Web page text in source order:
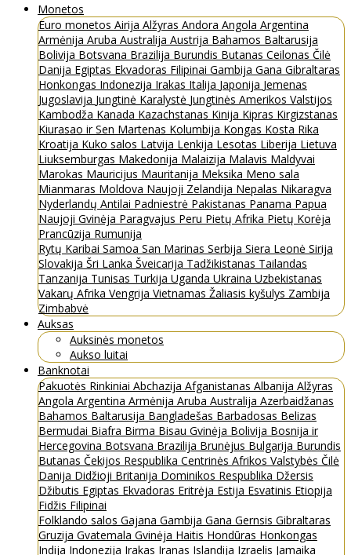
Monetos
Euro monetos Airija Alžyras Andora Angola Argentina
Armėnija Aruba Australija Austrija Bahamos Baltarusija
Bolivija Botsvana Brazilija Burundis Butanas Ceilonas Čilė
Danija Egiptas Ekvadoras Filipinai Gambija Gana Gibraltaras
Honkongas Indonezija Irakas Italija Japonija Jemenas
Jugoslavija Jungtinė Karalystė Jungtinės Amerikos Valstijos
Kambodža Kanada Kazachstanas Kinija Kipras Kirgizstanas
Kiurasao ir Sen Martenas Kolumbija Kongas Kosta Rika
Kroatija Kuko salos Latvija Lenkija Lesotas Liberija Lietuva
Liuksemburgas Makedonija Malaizija Malavis Maldyvai
Marokas Mauricijus Mauritanija Meksika Meno sala
Mianmaras Moldova Naujoji Zelandija Nepalas Nikaragva
Nyderlandų Antilai Padniestrė Pakistanas Panama Papua
Naujoji Gvinėja Paragvajus Peru Pietų Afrika Pietų Korėja
Prancūzija Rumunija
Rytų Karibai Samoa San Marinas Serbija Siera Leonė Sirija
Slovakija Šri Lanka Šveicarija Tadžikistanas Tailandas
Tanzanija Tunisas Turkija Uganda Ukraina Uzbekistanas
Vakarų Afrika Vengrija Vietnamas Žaliasis kyšulys Zambija
Zimbabvė
Auksas
Auksinės monetos
Aukso luitai
Banknotai
Pakuotės Rinkiniai Abchazija Afganistanas Albanija Alžyras
Angola Argentina Armėnija Aruba Australija Azerbaidžanas
Bahamos Baltarusija Bangladešas Barbadosas Belizas
Bermudai Biafra Birma Bisau Gvinėja Bolivija Bosnija ir
Hercegovina Botsvana Brazilija Brunėjus Bulgarija Burundis
Butanas Čekijos Respublika Centrinės Afrikos Valstybės Čilė
Danija Didžioji Britanija Dominikos Respublika Džersis
Džibutis Egiptas Ekvadoras Eritrėja Estija Esvatinis Etiopija
Fidžis Filipinai
Folklando salos Gajana Gambija Gana Gernsis Gibraltaras
Gruzija Gvatemala Gvinėja Haitis Hondūras Honkongas
Indija Indonezija Irakas Iranas Islandija Izraelis Jamaika